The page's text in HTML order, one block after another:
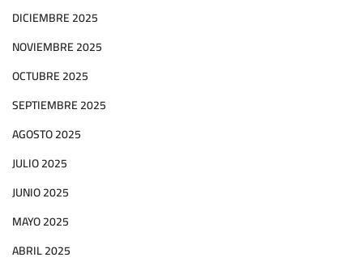
DICIEMBRE 2025
NOVIEMBRE 2025
OCTUBRE 2025
SEPTIEMBRE 2025
AGOSTO 2025
JULIO 2025
JUNIO 2025
MAYO 2025
ABRIL 2025